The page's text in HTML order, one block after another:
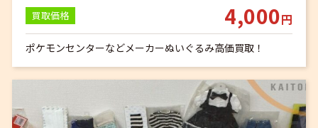
買取価格 4,000円
ポケモンセンターなどメーカーぬいぐるみ高価買取！